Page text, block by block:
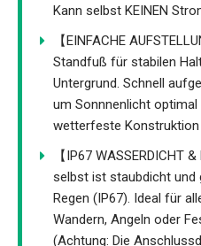
Kann selbst KEINEN
【EINFACHE
Standfuß für stabilen
Untergrund. Schnell
um Sonnnenlicht optimal
wetterfeste Konstruktion
【IP67 WASSERDICHT
selbst ist staubdicht und
Regen (IP67). Ideal für
Wandern, Angeln oder
(Achtung: Die